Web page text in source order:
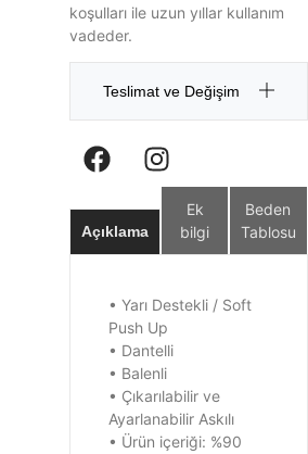
koşulları ile uzun yıllar kullanım
vadeder.
Teslimat ve Değişim
Açıklama
Ek
bilgi
Beden
Tablosu
• Yarı Destekli / Soft
Push Up
• Dantelli
• Balenli
• Çıkarılabilir ve
Ayarlanabilir Askılı
• Ürün içeriği: %90